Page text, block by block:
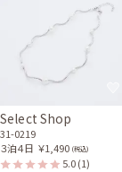
Select Shop
31-0219
３泊４日 ￥1,490 (税込)
5.0(1)